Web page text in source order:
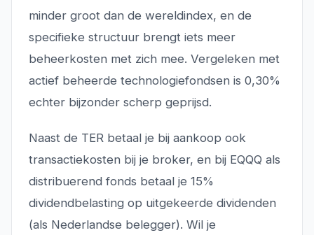
minder groot dan de wereldindex, en de
specifieke structuur brengt iets meer
beheerkosten met zich mee. Vergeleken met
actief beheerde technologiefondsen is 0,30%
echter bijzonder scherp geprijsd.
Naast de TER betaal je bij aankoop ook
transactiekosten bij je broker, en bij EQQQ als
distribuerend fonds betaal je 15%
dividendbelasting op uitgekeerde dividenden
(als Nederlandse belegger). Wil je